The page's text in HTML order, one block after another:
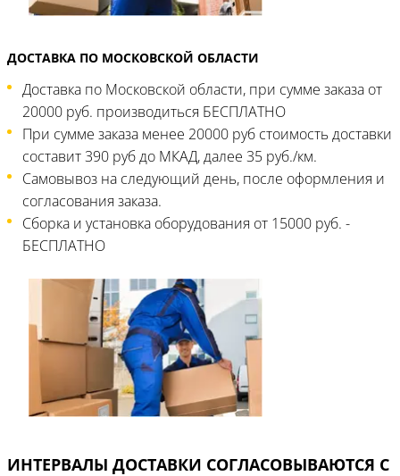
ДОСТАВКА ПО МОСКОВСКОЙ ОБЛАСТИ
Доставка по Московской области, при сумме заказа от
20000 руб. производиться БЕСПЛАТНО
При сумме заказа менее 20000 руб стоимость доставки
составит 390 руб до МКАД, далее 35 руб./км.
Самовывоз на следующий день, после оформления и
согласования заказа.
Сборка и установка оборудования от 15000 руб. -
БЕСПЛАТНО
ИНТЕРВАЛЫ ДОСТАВКИ СОГЛАСОВЫВАЮТСЯ С